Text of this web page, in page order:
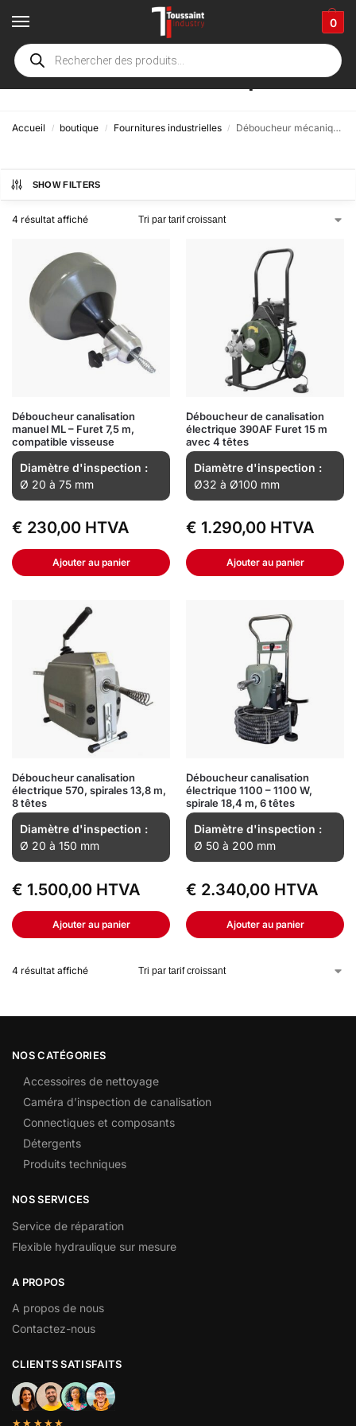
0
Déboucheur mécanique
Accueil / boutique / Fournitures industrielles / Déboucheur mécanique
SHOW FILTERS
4 résultat affiché
Déboucheur canalisation
manuel ML – Furet 7,5 m,
compatible visseuse
Diamètre d'inspection :
Ø 20 à 75 mm
€ 230,00 HTVA
Ajouter au panier
Déboucheur de canalisation
électrique 390AF Furet 15 m
avec 4 têtes
Diamètre d'inspection :
Ø32 à Ø100 mm
€ 1.290,00 HTVA
Ajouter au panier
Déboucheur canalisation
électrique 570, spirales 13,8 m,
8 têtes
Diamètre d'inspection :
Ø 20 à 150 mm
€ 1.500,00 HTVA
Ajouter au panier
Déboucheur canalisation
électrique 1100 – 1100 W,
spirale 18,4 m, 6 têtes
Diamètre d'inspection :
Ø 50 à 200 mm
€ 2.340,00 HTVA
Ajouter au panier
4 résultat affiché
NOS CATÉGORIES
Accessoires de nettoyage
Caméra d’inspection de canalisation
Connectiques et composants
Détergents
Produits techniques
NOS SERVICES
Service de réparation
Flexible hydraulique sur mesure
A PROPOS
A propos de nous
Contactez-nous
CLIENTS SATISFAITS
★★★★★